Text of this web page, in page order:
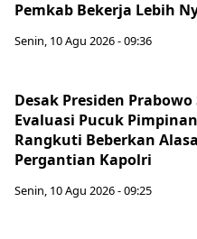
Pemkab Bekerja Lebih
Senin, 10 Agu 2026 - 09:36
Desak Presiden Prabowo
Evaluasi Pucuk
Rangkuti Beberkan
Pergantian Kapolri
Senin, 10 Agu 2026 - 09:25